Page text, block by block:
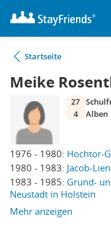
Startseite
Meike
1976 - 1980: Hochtor-
1980 - 1983: Jacob-
1983 - 1985: Grund-
Neustadt in Holstein
Mehr anzeigen
27
4
Alben